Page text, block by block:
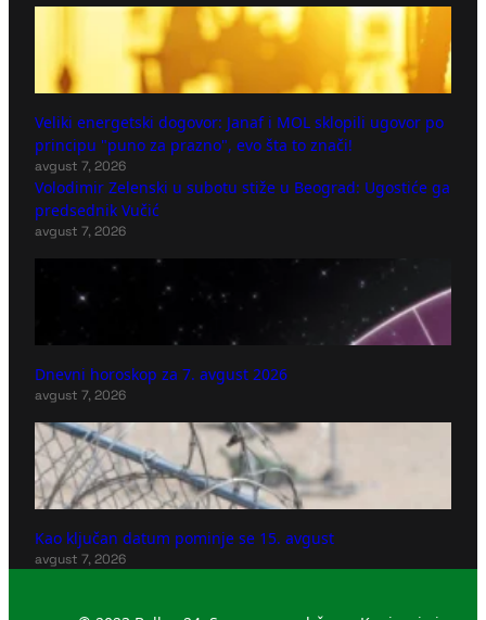
Veliki energetski dogovor: Janaf i MOL sklopili ugovor po
principu "puno za prazno", evo šta to znači!
avgust 7, 2026
Volodimir Zelenski u subotu stiže u Beograd: Ugostiće ga
predsednik Vučić
avgust 7, 2026
Dnevni horoskop za 7. avgust 2026
avgust 7, 2026
Kao ključan datum pominje se 15. avgust
avgust 7, 2026